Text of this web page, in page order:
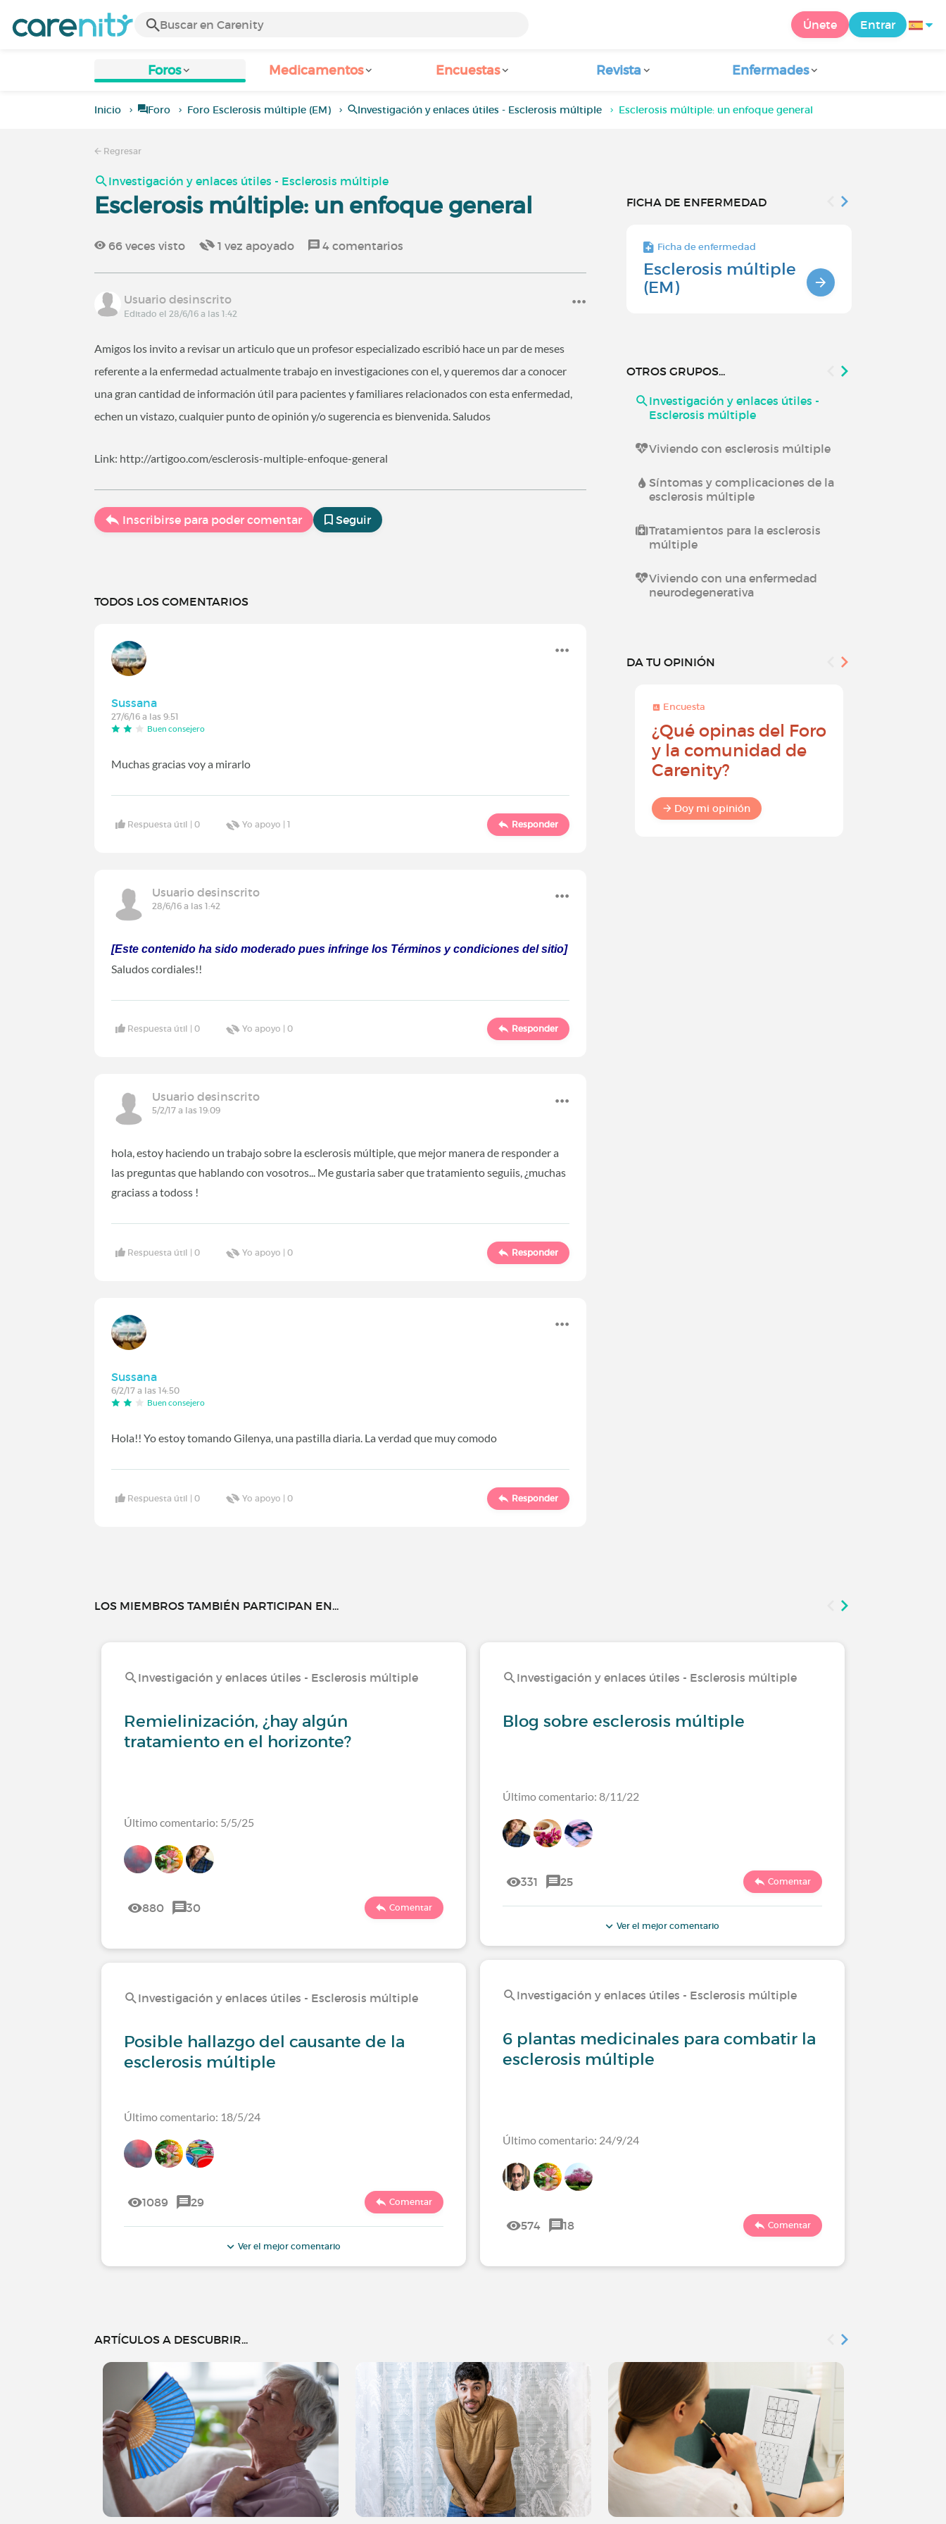
Únete Entrar
Foros Medicamentos Encuestas Revista Enfermades
Inicio Foro Foro Esclerosis múltiple (EM) Investigación y enlaces útiles - Esclerosis múltiple Esclerosis múltiple: un enfoque general
Regresar
Investigación y enlaces útiles - Esclerosis múltiple
Esclerosis múltiple: un enfoque general
66 veces visto 1 vez apoyado 4 comentarios
Usuario desinscrito
Editado el 28/6/16 a las 1:42
Amigos los invito a revisar un articulo que un profesor especializado escribió hace un par de meses
referente a la enfermedad actualmente trabajo en investigaciones con el, y queremos dar a conocer
una gran cantidad de información útil para pacientes y familiares relacionados con esta enfermedad,
echen un vistazo, cualquier punto de opinión y/o sugerencia es bienvenida. Saludos
Link: http://artigoo.com/esclerosis-multiple-enfoque-general
Inscribirse para poder comentar Seguir
TODOS LOS COMENTARIOS
Sussana
27/6/16 a las 9:51
Buen consejero
Muchas gracias voy a mirarlo
Respuesta útil |0 Yo apoyo |1 Responder
Usuario desinscrito
28/6/16 a las 1:42
[Este contenido ha sido moderado pues infringe los Términos y condiciones del sitio]
Saludos cordiales!!
Respuesta útil |0 Yo apoyo |0 Responder
Usuario desinscrito
5/2/17 a las 19:09
hola, estoy haciendo un trabajo sobre la esclerosis múltiple, que mejor manera de responder a
las preguntas que hablando con vosotros... Me gustaria saber que tratamiento seguiis, ¿muchas
graciass a todoss !
Respuesta útil |0 Yo apoyo |0 Responder
Sussana
6/2/17 a las 14:50
Buen consejero
Hola!! Yo estoy tomando Gilenya, una pastilla diaria. La verdad que muy comodo
Respuesta útil |0 Yo apoyo |0 Responder
FICHA DE ENFERMEDAD
Ficha de enfermedad
Esclerosis múltiple
(EM)
OTROS GRUPOS...
Investigación y enlaces útiles -
Esclerosis múltiple
Viviendo con esclerosis múltiple
Síntomas y complicaciones de la
esclerosis múltiple
Tratamientos para la esclerosis
múltiple
Viviendo con una enfermedad
neurodegenerativa
DA TU OPINIÓN
Encuesta
¿Qué opinas del Foro
y la comunidad de
Carenity?
Doy mi opinión
LOS MIEMBROS TAMBIÉN PARTICIPAN EN...
Investigación y enlaces útiles - Esclerosis múltiple
Remielinización, ¿hay algún
tratamiento en el horizonte?
Último comentario: 5/5/25
880 30 Comentar
Investigación y enlaces útiles - Esclerosis múltiple
Posible hallazgo del causante de la
esclerosis múltiple
Último comentario: 18/5/24
1089 29 Comentar
Ver el mejor comentario
Investigación y enlaces útiles - Esclerosis múltiple
Blog sobre esclerosis múltiple
Último comentario: 8/11/22
331 25 Comentar
Ver el mejor comentario
Investigación y enlaces útiles - Esclerosis múltiple
6 plantas medicinales para combatir la
esclerosis múltiple
Último comentario: 24/9/24
574 18 Comentar
ARTÍCULOS A DESCUBRIR...